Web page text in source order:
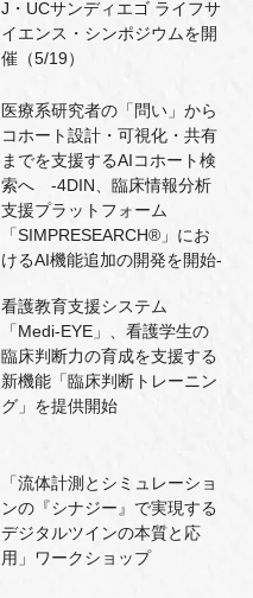
J・UCサンディエゴ ライフサ
イエンス・シンポジウムを開
催（5/19）
医療系研究者の「問い」から
コホート設計・可視化・共有
までを支援するAIコホート検
索へ -4DIN、臨床情報分析
支援プラットフォーム
「SIMPRESEARCH®」にお
けるAI機能追加の開発を開始-
看護教育支援システム
「Medi-EYE」、看護学生の
臨床判断力の育成を支援する
新機能「臨床判断トレーニン
グ」を提供開始
「流体計測とシミュレーショ
ンの『シナジー』で実現する
デジタルツインの本質と応
用」ワークショップ